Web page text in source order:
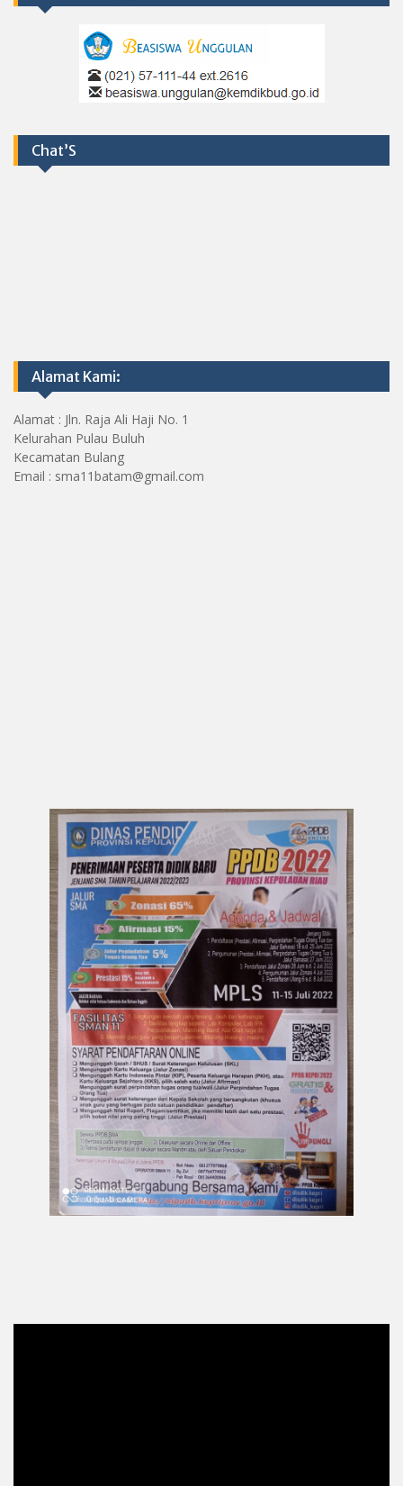
Chat’S
Alamat Kami:
Alamat : Jln. Raja Ali Haji No. 1
Kelurahan Pulau Buluh
Kecamatan Bulang
Email : sma11batam@gmail.com